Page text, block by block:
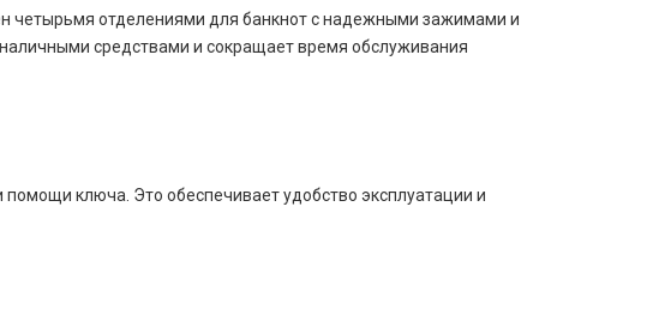
четырьмя отделениями для банкнот с надежными зажимами и
средствами и сокращает время обслуживания
ключа. Это обеспечивает удобство эксплуатации и